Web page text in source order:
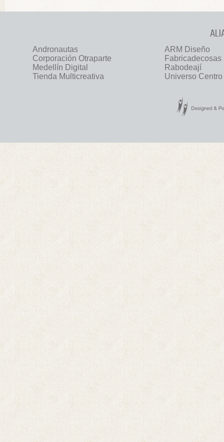
Andronautas
ARM Diseño
Corporación Otraparte
Fabricadecosas
Medellín Digital
Rabodeají
Tienda Multicreativa
Universo Centro